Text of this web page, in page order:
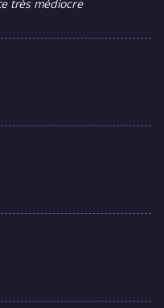
très médiocre